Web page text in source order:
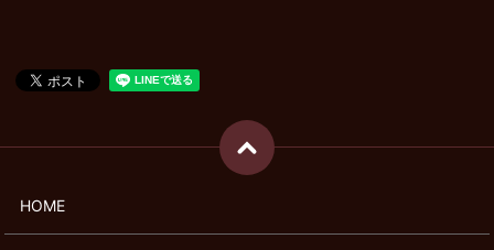
HOME